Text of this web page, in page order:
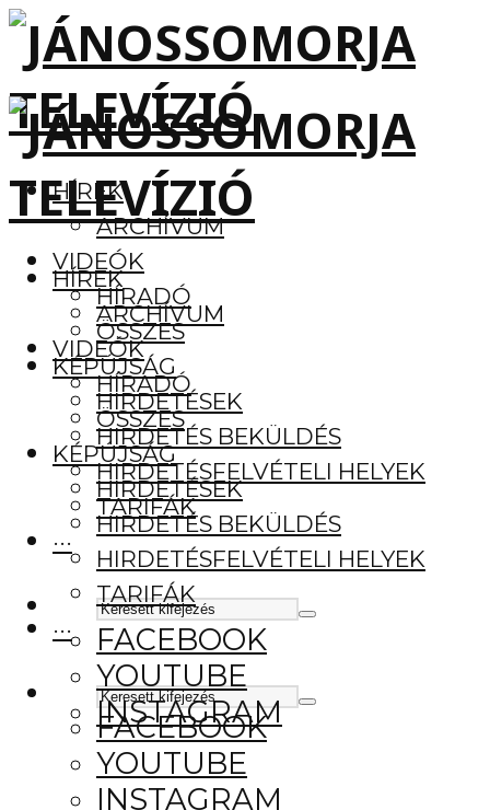
HÍREK
ARCHÍVUM
VIDEÓK
HÍRADÓ
ÖSSZES
KÉPÚJSÁG
HIRDETÉSEK
HIRDETÉS BEKÜLDÉS
HIRDETÉSFELVÉTELI HELYEK
TARIFÁK
···
FACEBOOK
YOUTUBE
INSTAGRAM
HÍREK
ARCHÍVUM
VIDEÓK
HÍRADÓ
ÖSSZES
KÉPÚJSÁG
HIRDETÉSEK
HIRDETÉS BEKÜLDÉS
HIRDETÉSFELVÉTELI HELYEK
TARIFÁK
···
FACEBOOK
YOUTUBE
INSTAGRAM